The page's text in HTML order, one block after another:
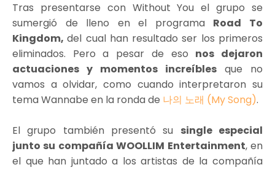
Tras presentarse con Without You el grupo se
sumergió de lleno en el programa Road To
Kingdom,del cual han resultado ser los primeros
eliminados. Pero a pesar de eso nos dejaron
actuaciones y momentos increíbles que no
vamos a olvidar, como cuando interpretaron su
tema Wannabe en la ronda de 나의 노래 (My Song).
El grupo también presentó su single especial
junto su compañía WOOLLIM Entertainment, en
el que han juntado a los artistas de la compañía